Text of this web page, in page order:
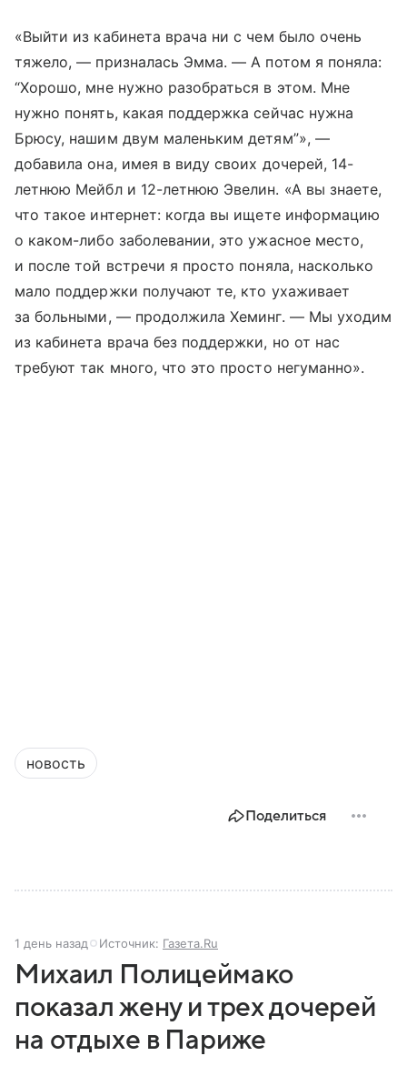
«Выйти из кабинета врача ни с чем было очень
тяжело, — призналась Эмма. — А потом я поняла:
“Хорошо, мне нужно разобраться в этом. Мне
нужно понять, какая поддержка сейчас нужна
Брюсу, нашим двум маленьким детям”», —
добавила она, имея в виду своих дочерей, 14-
летнюю Мейбл и 12-летнюю Эвелин. «А вы знаете,
что такое интернет: когда вы ищете информацию
о каком-либо заболевании, это ужасное место,
и после той встречи я просто поняла, насколько
мало поддержки получают те, кто ухаживает
за больными, — продолжила Хеминг. — Мы уходим
из кабинета врача без поддержки, но от нас
требуют так много, что это просто негуманно».
новость
Поделиться
1 день назад Источник: Газета.Ru
Михаил Полицеймако
показал жену и трех дочерей
на отдыхе в Париже